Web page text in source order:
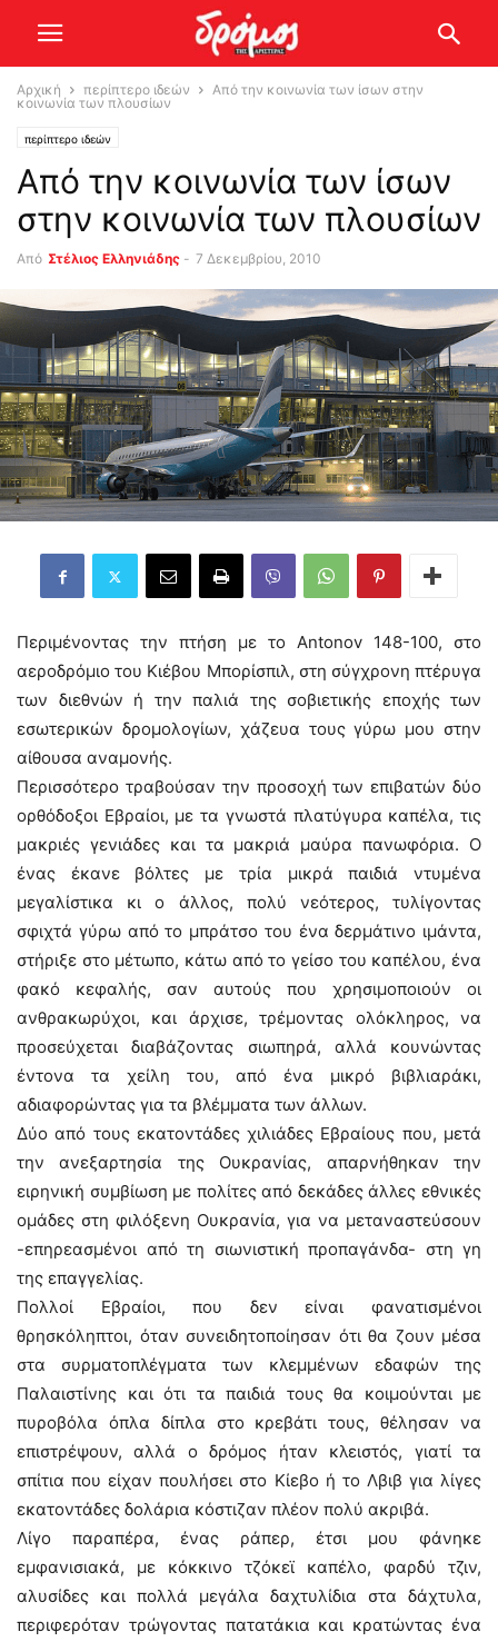
Αρχική περίπτερο ιδεών
Από την κοινωνία των ίσων στην
κοινωνία των πλουσίων
περίπτερο ιδεών
Από την κοινωνία των ίσων
στην κοινωνία των πλουσίων
Από Στέλιος Ελληνιάδης - 7 Δεκεμβρίου, 2010
Περιμένοντας την πτήση με το Antonov 148-100, στο
αεροδρόμιο του Κιέβου Μπορίσπιλ, στη σύγχρονη πτέρυγα
των διεθνών ή την παλιά της σοβιετικής εποχής των
εσωτερικών δρομολογίων, χάζευα τους γύρω μου στην
αίθουσα αναμονής.
Περισσότερο τραβούσαν την προσοχή των επιβατών δύο
ορθόδοξοι Εβραίοι, με τα γνωστά πλατύγυρα καπέλα, τις
μακριές γενιάδες και τα μακριά μαύρα πανωφόρια. Ο
ένας έκανε βόλτες με τρία μικρά παιδιά ντυμένα
μεγαλίστικα κι ο άλλος, πολύ νεότερος, τυλίγοντας
σφιχτά γύρω από το μπράτσο του ένα δερμάτινο ιμάντα,
στήριξε στο μέτωπο, κάτω από το γείσο του καπέλου, ένα
φακό κεφαλής, σαν αυτούς που χρησιμοποιούν οι
ανθρακωρύχοι, και άρχισε, τρέμοντας ολόκληρος, να
προσεύχεται διαβάζοντας σιωπηρά, αλλά κουνώντας
έντονα τα χείλη του, από ένα μικρό βιβλιαράκι,
αδιαφορώντας για τα βλέμματα των άλλων.
Δύο από τους εκατοντάδες χιλιάδες Εβραίους που, μετά
την ανεξαρτησία της Ουκρανίας, απαρνήθηκαν την
ειρηνική συμβίωση με πολίτες από δεκάδες άλλες εθνικές
ομάδες στη φιλόξενη Ουκρανία, για να μεταναστεύσουν
-επηρεασμένοι από τη σιωνιστική προπαγάνδα- στη γη
της επαγγελίας.
Πολλοί Εβραίοι, που δεν είναι φανατισμένοι
θρησκόληπτοι, όταν συνειδητοποίησαν ότι θα ζουν μέσα
στα συρματοπλέγματα των κλεμμένων εδαφών της
Παλαιστίνης και ότι τα παιδιά τους θα κοιμούνται με
πυροβόλα όπλα δίπλα στο κρεβάτι τους, θέλησαν να
επιστρέψουν, αλλά ο δρόμος ήταν κλειστός, γιατί τα
σπίτια που είχαν πουλήσει στο Κίεβο ή το Λβιβ για λίγες
εκατοντάδες δολάρια κόστιζαν πλέον πολύ ακριβά.
Λίγο παραπέρα, ένας ράπερ, έτσι μου φάνηκε
εμφανισιακά, με κόκκινο τζόκεϊ καπέλο, φαρδύ τζιν,
αλυσίδες και πολλά μεγάλα δαχτυλίδια στα δάχτυλα,
περιφερόταν τρώγοντας πατατάκια και κρατώντας ένα